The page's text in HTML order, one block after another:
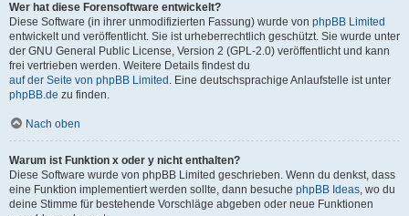
Wer hat diese Forensoftware entwickelt?
Diese Software (in ihrer unmodifizierten Fassung) wurde von phpBB Limited
entwickelt und veröffentlicht. Sie ist urheberrechtlich geschützt. Sie wurde unter
der GNU General Public License, Version 2 (GPL-2.0) veröffentlicht und kann
frei vertrieben werden. Weitere Details findest du
auf der Seite von phpBB Limited . Eine deutschsprachige Anlaufstelle ist unter
phpBB.de zu finden.
Nach oben
Warum ist Funktion x oder y nicht enthalten?
Diese Software wurde von phpBB Limited geschrieben. Wenn du denkst, dass
eine Funktion implementiert werden sollte, dann besuche phpBB Ideas, wo du
deine Stimme für bestehende Vorschläge abgeben oder neue Funktionen